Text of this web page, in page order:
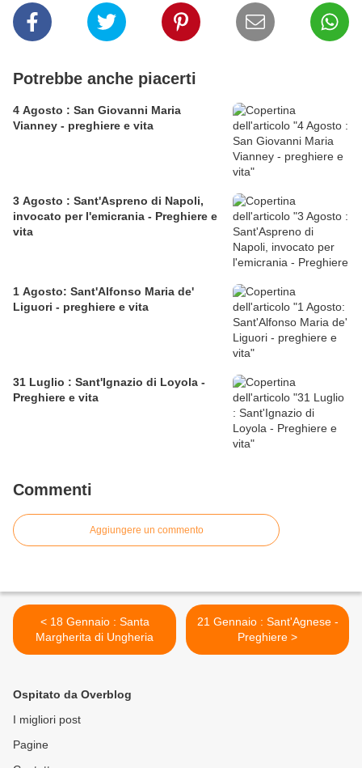
Potrebbe anche piacerti
4 Agosto : San Giovanni Maria
Vianney - preghiere e vita
3 Agosto : Sant'Aspreno di Napoli,
invocato per l'emicrania - Preghiere e
vita
1 Agosto: Sant'Alfonso Maria de'
Liguori - preghiere e vita
31 Luglio : Sant'Ignazio di Loyola -
Preghiere e vita
Commenti
Aggiungere un commento
< 18 Gennaio : Santa
Margherita di Ungheria
21 Gennaio : Sant'Agnese -
Preghiere >
Ospitato da Overblog
I migliori post
Pagine